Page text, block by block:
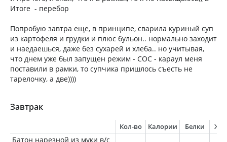
Итоге - перебор
Попробую завтра еще, в принципе, сварила куриный суп
из картофеля и грудки и плюс бульон.. нормально заходит
и наедаешься, даже без сухарей и хлеба.. но учитывая,
что днем уже был запущен режим - СОС - караул меня
поставили в рамки, то супчика пришлось съесть не
тарелочку, а две))))
Завтрак
Кол-во Калории Белки
Батон нарезной из муки в/с